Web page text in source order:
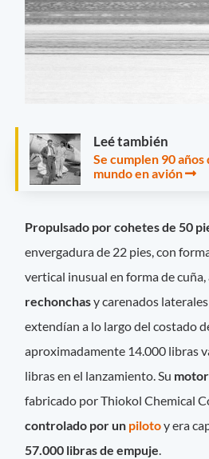
Leé también
Se cumplen 90
mundo en avión
Propulsado por cohetes de 50
envergadura de 22 pies, con
vertical inusual en forma de cuña,
rechonchasy carenados
extendían a lo largo del costado
aproximadamente 14.000 libras
libras en el lanzamiento. Su
fabricado por Thiokol Chemical
controlado por un pilotoy era
57.000 libras de empuje.